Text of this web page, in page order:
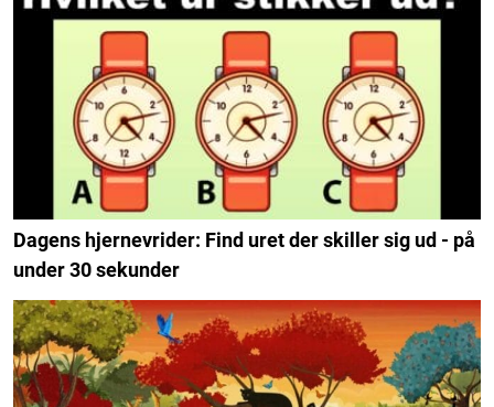
Dagens hjernevrider: Find uret der skiller sig ud - på
under 30 sekunder